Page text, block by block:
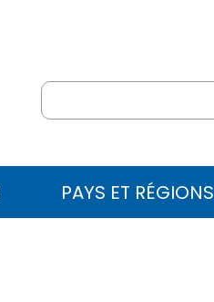
PAYS ET RÉGIONS